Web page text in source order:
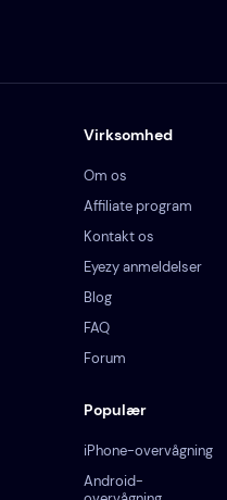
Virksomhed
Om os
Affiliate program
Kontakt os
Eyezy anmeldelser
Blog
FAQ
Forum
Populær
iPhone-overvågning
Android-